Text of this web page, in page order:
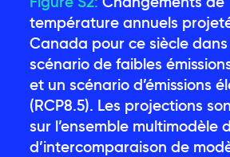
température annuels
Canada pour ce siècle dans
scénario de faibles
et un scénario d’émissions
(RCP8.5). Les projections
sur l’ensemble multimodèle
d’intercomparaison de
Sommaire
Introduction
Contexte mondial